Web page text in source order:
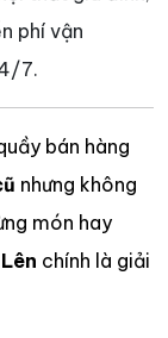
phí vận
7.
bán hàng
nhưng không
món hay
chính là giải